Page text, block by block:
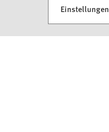
Einstellungen
(Öffnet in einem neuen Tab)